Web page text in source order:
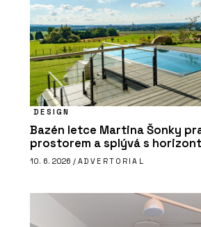
DESIGN
Bazén letce Martina Šonky
prostorem a splývá s
10. 6. 2026 / ADVERTORIAL